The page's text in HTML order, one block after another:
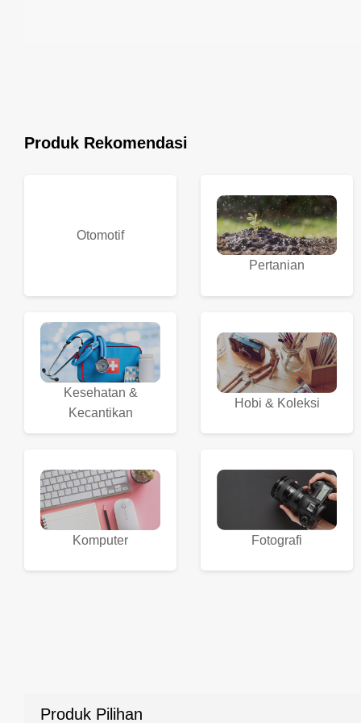
Produk Rekomendasi
Otomotif
Pertanian
Kesehatan &
Kecantikan
Hobi & Koleksi
Komputer Fotografi
Produk Pilihan